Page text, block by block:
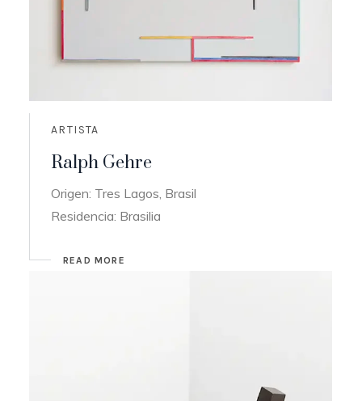
ARTISTA
Ralph Gehre
Origen: Tres Lagos, Brasil
Residencia: Brasilia
READ MORE